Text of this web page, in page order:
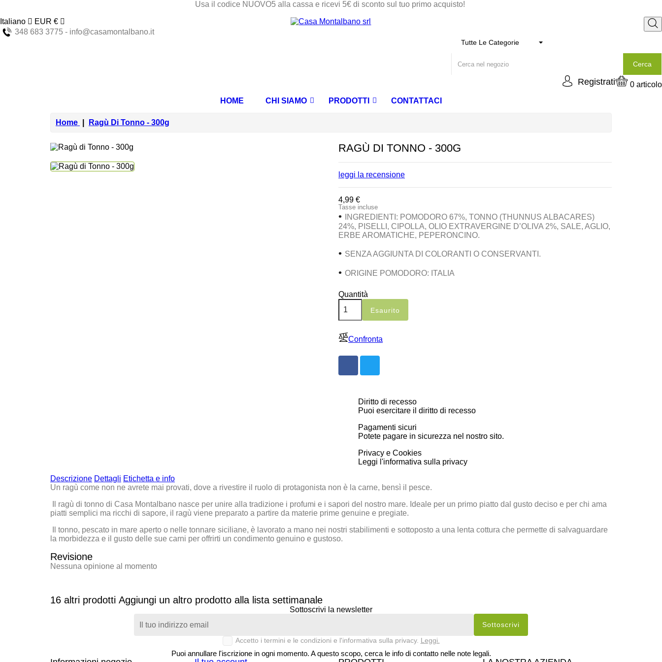
Usa il codice NUOVO5 alla cassa e ricevi 5€ di sconto sul tuo primo acquisto!
Italiano
EUR €
348 683 3775 - info@casamontalbano.it
Cerca
Registrati 0 articolo
HOME
CHI SIAMO PRODOTTI CONTATTACI
Home Ragù Di Tonno - 300g
RAGÙ DI TONNO - 300G
leggi la recensione
4,99 €
Tasse incluse
•
INGREDIENTI: POMODORO 67%, TONNO (THUNNUS ALBACARES)
24%, PISELLI, CIPOLLA, OLIO EXTRAVERGINE D’OLIVA 2%, SALE, AGLIO,
ERBE AROMATICHE, PEPERONCINO.
• SENZA AGGIUNTA DI COLORANTI O CONSERVANTI.
• ORIGINE POMODORO: ITALIA
Quantità
Esaurito
Confronta
Diritto di recesso
Puoi esercitare il diritto di recesso
Pagamenti sicuri
Potete pagare in sicurezza nel nostro sito.
Privacy e Cookies
Leggi l'informativa sulla privacy
Descrizione Dettagli Etichetta e info
Un ragù come non ne avrete mai provati, dove a rivestire il ruolo di protagonista non è la carne, bensì il pesce.
ragù di tonno di Casa Montalbano nasce per unire alla tradizione i profumi e i sapori del nostro mare. Ideale per un primo piatto dal gusto deciso e per chi ama
piatti semplici ma ricchi di sapore, il ragù viene preparato a partire da materie prime genuine e pregiate.
Il tonno, pescato in mare aperto o nelle tonnare siciliane, è lavorato a mano nei nostri stabilimenti e sottoposto a una lenta cottura che permette di salvaguardare
la morbidezza e il gusto delle sue carni per offrirti un condimento genuino e gustoso.
Revisione
Nessuna opinione al momento
16 altri prodotti Aggiungi un altro prodotto alla lista settimanale
Sottoscrivi la newsletter
Accetto i termini e le condizioni e l'informativa sulla privacy. Leggi.
Puoi annullare l'iscrizione in ogni momento. A questo scopo, cerca le info di contatto nelle note legali.